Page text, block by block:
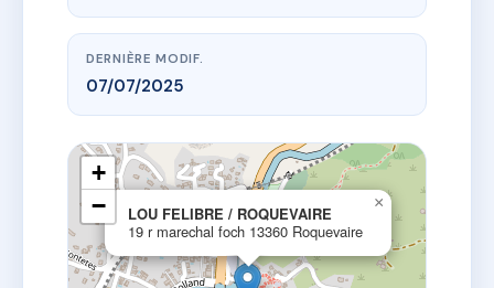
DERNIÈRE MODIF.
07/07/2025
LOU FELIBRE / ROQUEVAIRE
19 r marechal foch 13360 Roquevaire
×
+
−